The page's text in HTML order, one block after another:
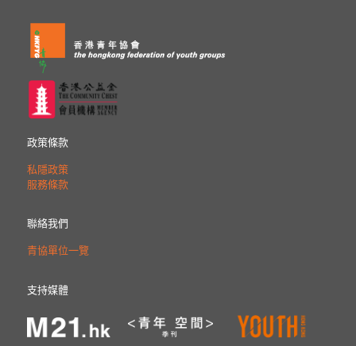
政策條款
私隱政策
服務條款
聯絡我們
青協單位一覽
支持媒體